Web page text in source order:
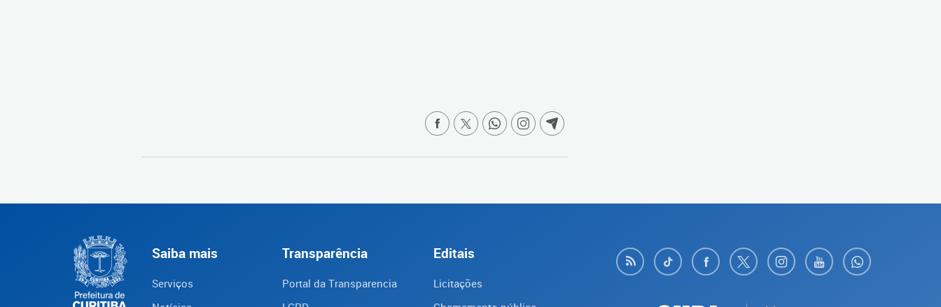
Saiba mais
Serviços
Transparência
Portal da Transparencia
Editais
Licitações